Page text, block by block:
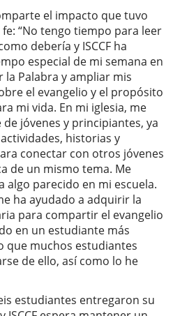
el impacto que tuvo
“No tengo tiempo para leer
debería y ISCCF ha
especial de mi semana en
la Palabra y ampliar mis
el evangelio y el propósito
mi vida. En mi iglesia, me
de jóvenes y principiantes, ya
historias y
conectar con otros jóvenes
de un mismo tema. Me
algo parecido en mi escuela.
ha ayudado a adquirir la
para compartir el evangelio
en un estudiante más
que muchos estudiantes
de ello, así como lo he
estudiantes entregaron su